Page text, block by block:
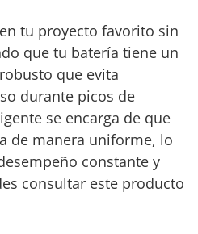
tu proyecto favorito sin
que tu batería tiene un
que evita
durante picos de
se encarga de que
de manera uniforme, lo
constante y
consultar este producto